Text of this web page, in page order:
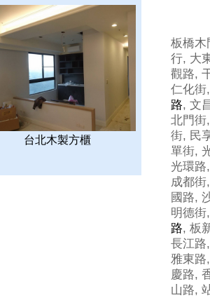
台北木製方櫃
板橋木
行, 大
觀路,
仁化
路, 文
北門街
街, 民
單街,
光環路
成都
國路,
明德
路, 板
長江路
雅東路
慶路,
山路,